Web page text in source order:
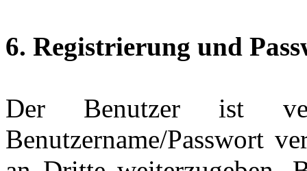
6. Registrierung und
Der Benutzer ist
Benutzername/Passwort